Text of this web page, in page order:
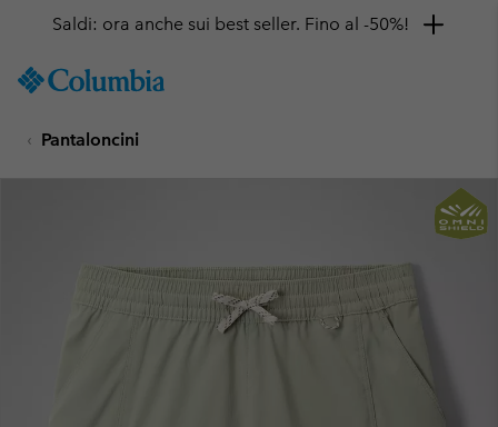
TO
SKIP
MAIN
SEARCH
Saldi: ora anche sui best seller. Fino al -50%!
Pantaloncini